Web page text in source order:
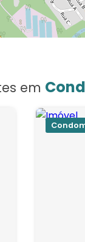
em